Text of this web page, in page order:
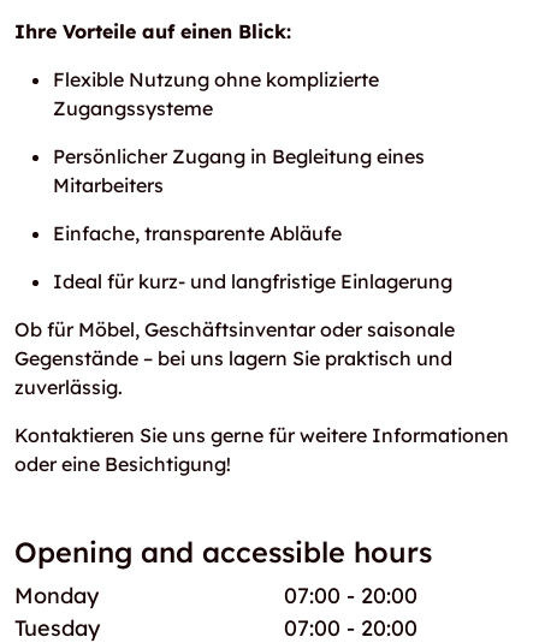
Ihre Vorteile auf einen Blick:
Flexible Nutzung ohne komplizierte
Zugangssysteme
Persönlicher Zugang in Begleitung eines
Mitarbeiters
Einfache, transparente Abläufe
Ideal für kurz- und langfristige Einlagerung
Ob für Möbel, Geschäftsinventar oder saisonale
Gegenstände – bei uns lagern Sie praktisch und
zuverlässig.
Kontaktieren Sie uns gerne für weitere Informationen
oder eine Besichtigung!
Opening and accessible hours
Monday
07:00 - 20:00
Tuesday
07:00 - 20:00